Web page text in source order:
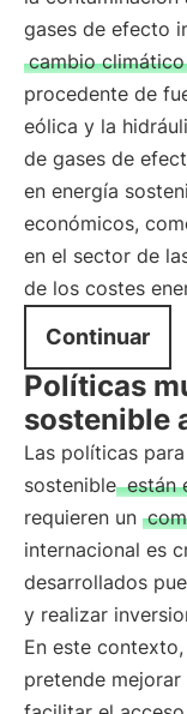
gases de efecto
cambio climático
procedente de
eólica y la
de gases de
en energía
económicos,
en el sector de
de los costes
Continuar
Políticas
sostenible
Las políticas
sostenible están
requieren un
internacional es
desarrollados
y realizar
En este
pretende